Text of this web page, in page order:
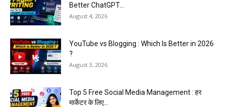
Better ChatGPT...
August 4, 2026
YouTube vs Blogging : Which Is Better in 2026
?
August 3, 2026
Top 5 Free Social Media Management : हर
मार्केटर के लिए...